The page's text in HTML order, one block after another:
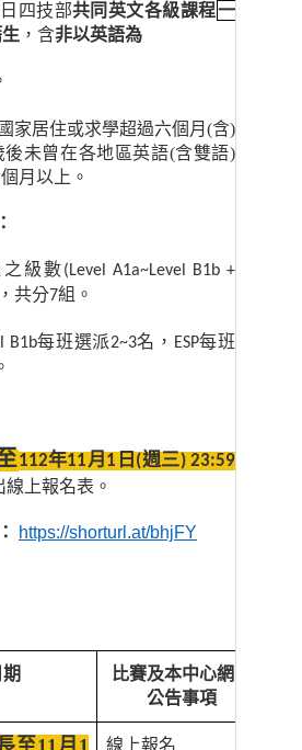
四技部共同英文各級課程一
，含非以英語為
家居住或求學超過六個月(含)
未曾在各地區英語(含雙語)
月以上。
級數(Level A1a~Level B1b +
共分7組。
B1b每班選派2~3名， ESP每班
112年11月 1 日(週三)23:59
上報名表。
https://shorturl.at/bhjFY
期
比賽及本中心網頁
公告事項
至11月1 線上報名